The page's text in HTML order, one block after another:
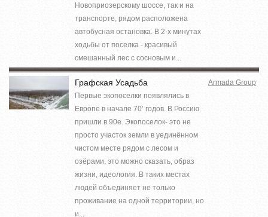
Новоприозерскому шоссе, так и на
транспорте, рядом расположена
автобусная остановка. В 2-х минутах
ходьбы от поселка - красивый
смешанный лес с сосновым и...
Графская Усадьба
Первые экопоселки появлялись в
Европе в начале 70’ годов. В Россию
пришли в 90е. Экопоселок- это не
просто участок земли в уединённом
чистом месте рядом с лесом и
озёрами, это можно сказать, образ
жизни, идеология. В таких местах
людей объединяет не только
проживание на одной территории, но
и...
Armada Group